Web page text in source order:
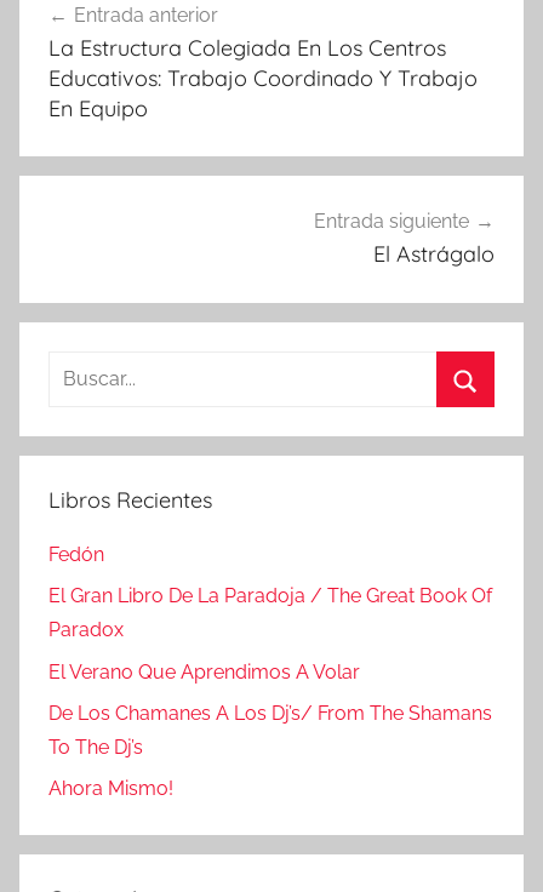
de
entradas
Entrada anterior
La Estructura Colegiada En Los Centros
Educativos: Trabajo Coordinado Y Trabajo
En Equipo
Entrada siguiente
El Astrágalo
Buscar:
Libros Recientes
Fedón
El Gran Libro De La Paradoja / The Great Book Of
Paradox
El Verano Que Aprendimos A Volar
De Los Chamanes A Los Dj’s/ From The Shamans
To The Dj’s
Ahora Mismo!